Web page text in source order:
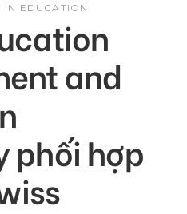
IN EDUCATION
and
phối hợp